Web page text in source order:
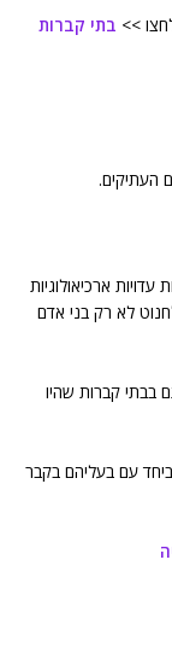
>> בתי קברות
העתיקים.
ארכיאולוגיות
לא רק בני אדם
בבתי קברות שהיו
עם בעליהם בקבר